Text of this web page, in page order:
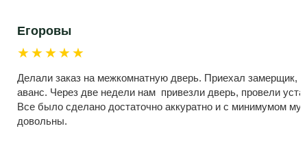
Егоровы
★★★★★
Делали заказ на межкомнатную дверь. Приехал замерщик,
аванс. Через две недели нам привезли дверь, провели
Все было сделано достаточно аккуратно и с минимумом
довольны.